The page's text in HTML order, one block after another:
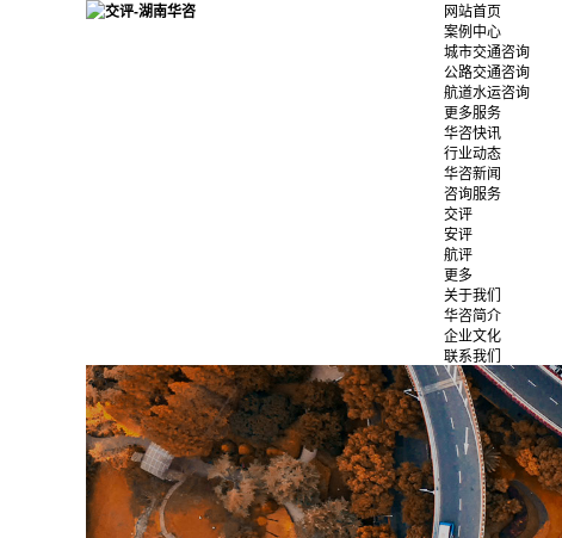
网站首页
案例中心
城市交通咨询
公路交通咨询
航道水运咨询
更多服务
华咨快讯
行业动态
华咨新闻
咨询服务
交评
安评
航评
更多
关于我们
华咨简介
企业文化
联系我们